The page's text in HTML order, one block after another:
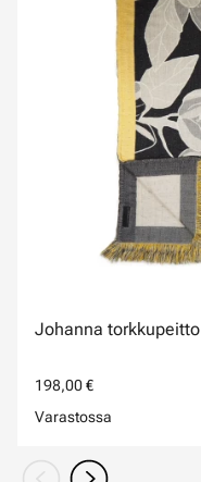
Johanna torkkupeitto
198,00 €
Varastossa